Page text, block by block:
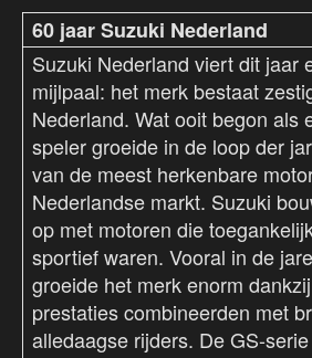
60 jaar Suzuki Nederland
Suzuki Nederland viert dit jaar
mijlpaal: het merk bestaat
Nederland. Wat ooit begon als
speler groeide in de loop der
van de meest herkenbare
Nederlandse markt. Suzuki
op met motoren die
sportief waren. Vooral in de
groeide het merk enorm
prestaties combineerden met
alledaagse rijders. De GS-